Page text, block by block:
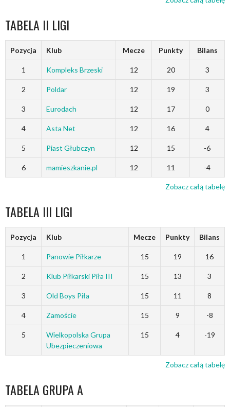
TABELA II LIGI
Pozycja Klub Mecze Punkty Bilans
1 Kompleks Brzeski 12 20 3
2 Poldar 12 19 3
3 Eurodach 12 17 0
4 Asta Net 12 16 4
5 Piast Głubczyn 12 15 -6
6 mamieszkanie.pl 12 11 -4
Zobacz całą tabelę
TABELA III LIGI
Pozycja Klub Mecze Punkty Bilans
1 Panowie Piłkarze 15 19 16
2 Klub Piłkarski Piła III 15 13 3
3 Old Boys Piła 15 11 8
4 Zamoście 15 9 -8
5
Wielkopolska Grupa
Ubezpieczeniowa
15 4 -19
Zobacz całą tabelę
TABELA GRUPA A